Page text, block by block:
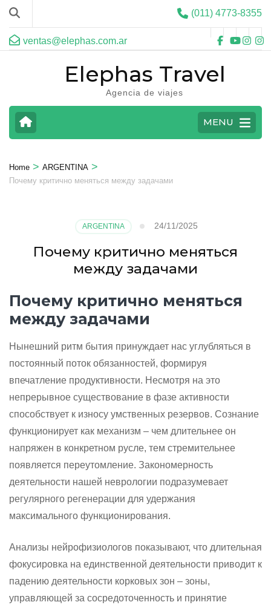
(011) 4773-8355
ventas@elephas.com.ar
Elephas Travel
Agencia de viajes
MENU
Home > ARGENTINA >
Почему критично меняться между задачами
ARGENTINA 24/11/2025
Почему критично меняться
между задачами
Почему критично меняться
между задачами
Нынешний ритм бытия принуждает нас углубляться в
постоянный поток обязанностей, формируя
впечатление продуктивности. Несмотря на это
непрерывное существование в фазе активности
способствует к износу умственных резервов. Сознание
функционирует как механизм – чем длительнее он
напряжен в конкретном русле, тем стремительнее
появляется переутомление. Закономерность
деятельности нашей неврологии подразумевает
регулярного регенерации для удержания
максимального функционирования.
Анализы нейрофизиологов показывают, что длительная
фокусировка на единственной деятельности приводит к
падению деятельности корковых зон – зоны,
управляющей за сосредоточенность и принятие